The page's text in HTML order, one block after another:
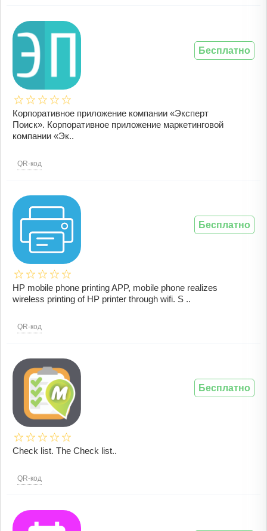
Корпоративное приложение компании «Эксперт
Поиск». Корпоративное приложение маркетинговой
компании «Эк..
QR-код
Бесплатно
HP mobile phone printing APP, mobile phone realizes
wireless printing of HP printer through wifi. S ..
QR-код
Бесплатно
Check list. The Check list..
QR-код
Бесплатно